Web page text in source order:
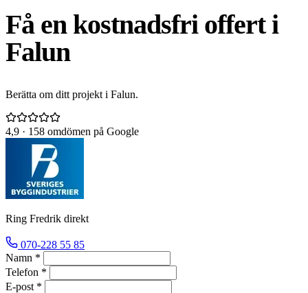
Få en kostnadsfri offert i
Falun
Berätta om ditt projekt i Falun.
4,9 · 158 omdömen på Google
Ring Fredrik direkt
070-228 55 85
Namn *
Telefon *
E-post *